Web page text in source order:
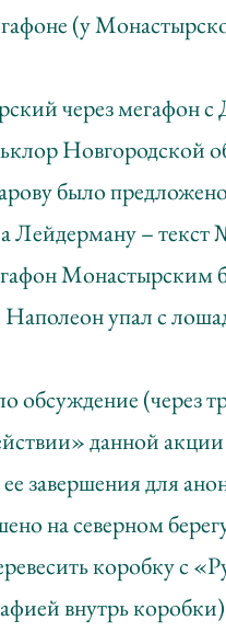
(у
через мегафон с
Новгородской
было
Лейдерману – текст
Монастырским
упал с
обсуждение (через
данной
завершения для
на северном
коробку с
внутрь